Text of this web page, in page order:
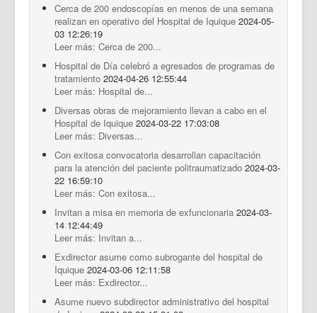
Cerca de 200 endoscopías en menos de una semana
realizan en operativo del Hospital de Iquique 2024-05-
03 12:26:19
Leer más: Cerca de 200...
Hospital de Día celebró a egresados de programas de
tratamiento 2024-04-26 12:55:44
Leer más: Hospital de...
Diversas obras de mejoramiento llevan a cabo en el
Hospital de Iquique 2024-03-22 17:03:08
Leer más: Diversas...
Con exitosa convocatoria desarrollan capacitación
para la atención del paciente politraumatizado 2024-03-
22 16:59:10
Leer más: Con exitosa...
Invitan a misa en memoria de exfuncionaria 2024-03-
14 12:44:49
Leer más: Invitan a...
Exdirector asume como subrogante del hospital de
Iquique 2024-03-06 12:11:58
Leer más: Exdirector...
Asume nuevo subdirector administrativo del hospital